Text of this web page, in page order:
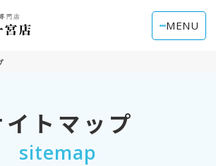
MENU
イトマップ
sitemap